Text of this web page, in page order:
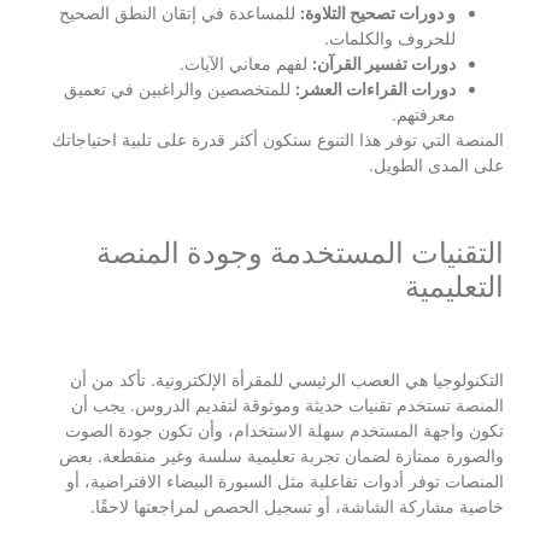
و دورات تصحيح التلاوة: للمساعدة في إتقان النطق الصحيح
للحروف والكلمات.
دورات تفسير القرآن: لفهم معاني الآيات.
دورات القراءات العشر: للمتخصصين والراغبين في تعميق
معرفتهم.
المنصة التي توفر هذا التنوع ستكون أكثر قدرة على تلبية احتياجاتك
على المدى الطويل.
التقنيات المستخدمة وجودة المنصة
التعليمية
التكنولوجيا هي العصب الرئيسي للمقرأة الإلكترونية. تأكد من أن
المنصة تستخدم تقنيات حديثة وموثوقة لتقديم الدروس. يجب أن
تكون واجهة المستخدم سهلة الاستخدام، وأن تكون جودة الصوت
والصورة ممتازة لضمان تجربة تعليمية سلسة وغير منقطعة. بعض
المنصات توفر أدوات تفاعلية مثل السبورة البيضاء الافتراضية، أو
خاصية مشاركة الشاشة، أو تسجيل الحصص لمراجعتها لاحقًا.